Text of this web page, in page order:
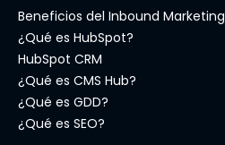
Beneficios del Inbound Marketing
¿Qué es HubSpot?
HubSpot CRM
¿Qué es CMS Hub?
¿Qué es GDD?
¿Qué es SEO?